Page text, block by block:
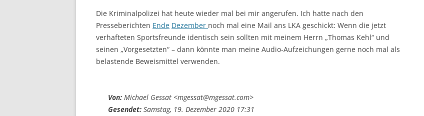
Die Kriminalpolizei hat heute wieder mal bei mir angerufen. Ich hatte nach den
Presseberichten Ende Dezember noch mal eine Mail ans LKA geschickt: Wenn die jetzt
verhafteten Sportsfreunde identisch sein sollten mit meinem Herrn „Thomas Kehl“ und
seinen „Vorgesetzten“ – dann könnte man meine Audio-Aufzeichungen gerne noch mal als
belastende Beweismittel verwenden.
Von: Michael Gessat <mgessat@mgessat.com>
Gesendet: Samstag, 19. Dezember 2020 17:31